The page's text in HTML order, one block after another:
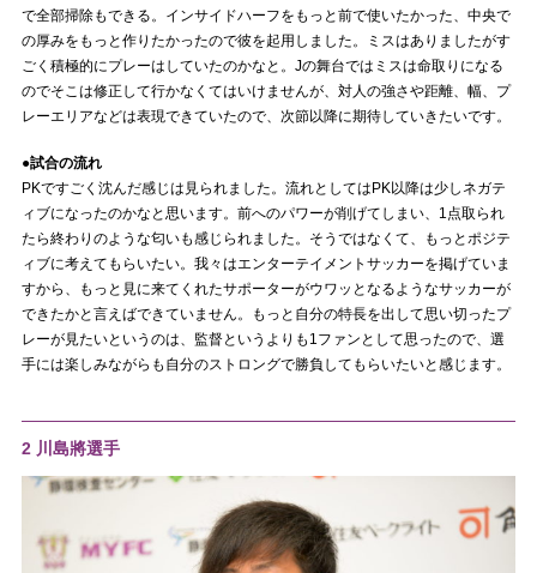
で全部掃除もできる。インサイドハーフをもっと前で使いたかった、中央で
の厚みをもっと作りたかったので彼を起用しました。ミスはありましたがす
ごく積極的にプレーはしていたのかなと。Jの舞台ではミスは命取りになる
のでそこは修正して行かなくてはいけませんが、対人の強さや距離、幅、プ
レーエリアなどは表現できていたので、次節以降に期待していきたいです。
●試合の流れ
PKですごく沈んだ感じは見られました。流れとしてはPK以降は少しネガテ
ィブになったのかなと思います。前へのパワーが削げてしまい、1点取られ
たら終わりのような匂いも感じられました。そうではなくて、もっとポジテ
ィブに考えてもらいたい。我々はエンターテイメントサッカーを掲げていま
すから、もっと見に来てくれたサポーターがウワッとなるようなサッカーが
できたかと言えばできていません。もっと自分の特長を出して思い切ったプ
レーが見たいというのは、監督というよりも1ファンとして思ったので、選
手には楽しみながらも自分のストロングで勝負してもらいたいと感じます。
2 川島將選手